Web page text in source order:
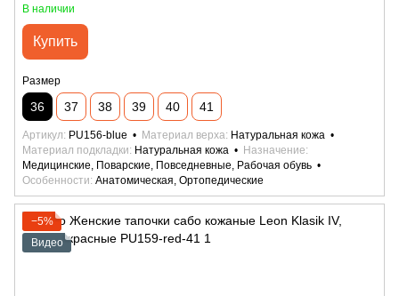
В наличии
Купить
Размер
36 37 38 39 40 41
Артикул PU156-blue Материал верха Натуральная кожа
Материал подкладки
Натуральная кожа
Назначение
Медицинские, Поварские, Повседневные, Рабочая обувь
Особенности Анатомическая, Ортопедические
−5%
Видео